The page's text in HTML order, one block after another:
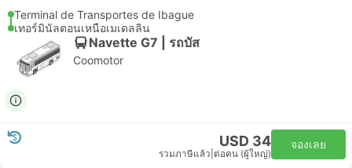
Terminal de Transportes de Ibague
เทอร์มินัลตอนเหนือเมเดลลิน
Navette G7 | รถบัส
Coomotor
USD 34
รวมภาษีแล้ว ต่อคน (ผู้ใหญ่)
จองเลย